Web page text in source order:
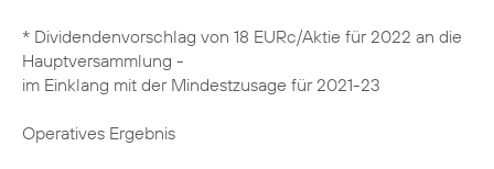
* Dividendenvorschlag von 18 EURc/Aktie für 2022 an die
Hauptversammlung -
im Einklang mit der Mindestzusage für 2021-23
Operatives Ergebnis